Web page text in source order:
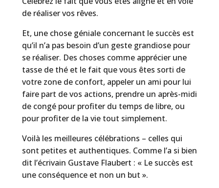
de réaliser vos rêves.
Et, une chose géniale concernant le succès est
qu’il n’a pas besoin d’un geste grandiose pour
se réaliser. Des choses comme apprécier une
tasse de thé et le fait que vous êtes sorti de
votre zone de confort, appeler un ami pour lui
faire part de vos actions, prendre un après-midi
de congé pour profiter du temps de libre, ou
pour profiter de la vie tout simplement.
Voilà les meilleures célébrations – celles qui
sont petites et authentiques. Comme l’a si bien
dit l’écrivain Gustave Flaubert : « Le succès est
une conséquence et non un but ».